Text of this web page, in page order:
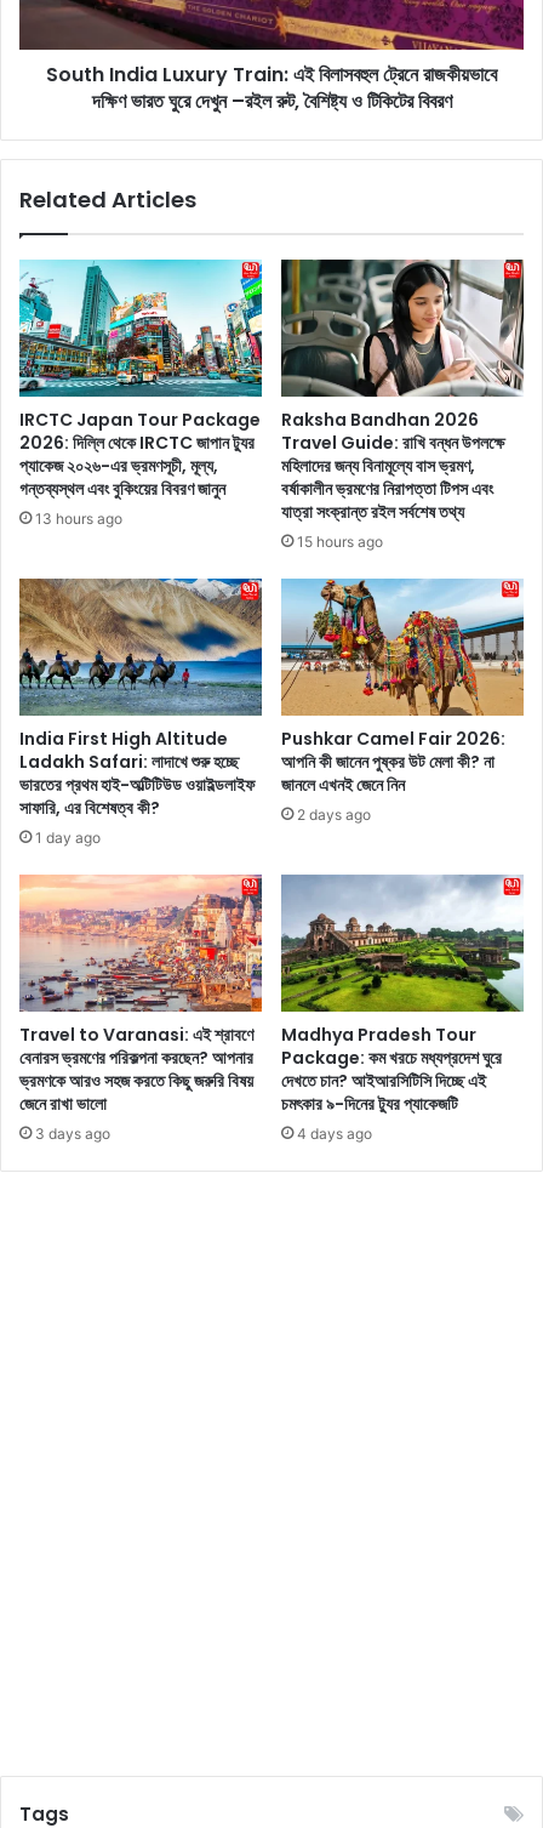
ও
কে
ধূ
ন
ছা
ড়
তে
পা
রে
না
,
এ
আ
ক্তি
কী
ভা
বে
ম
স্তি
ষ্ক
কে
প্র
ভা
বি
ক
রে
?
i
r
r
a
i
n
:
ই
বি
লা
স
ল
ট্রে
নে
রা
জ
কী
য়
ভা
বে
দ
ক্ষি
ভা
র
ত
ঘু
রে
দে
খু
ন
–
ই
ল
South India Luxury Train: এই বিলাসবহুল ট্রেনে রাজকীয়ভাবে
দক্ষিণ ভারত ঘুরে দেখুন –রইল রুট, বৈশিষ্ট্য ও টিকিটের বিবরণ
Related Articles
IRCTC Japan Tour Package
2026: দিল্লি থেকে IRCTC জাপান ট্যুর
প্যাকেজ ২০২৬-এর ভ্রমণসূচী, মূল্য,
গন্তব্যস্থল এবং বুকিংয়ের বিবরণ জানুন
13 hours ago
Raksha Bandhan 2026
Travel Guide: রাখি বন্ধন উপলক্ষে
মহিলাদের জন্য বিনামূল্যে বাস ভ্রমণ,
বর্ষাকালীন ভ্রমণের নিরাপত্তা টিপস এবং
যাত্রা সংক্রান্ত রইল সর্বশেষ তথ্য
15 hours ago
India First High Altitude
Ladakh Safari: লাদাখে শুরু হচ্ছে
ভারতের প্রথম হাই-অল্টিটিউড ওয়াইল্ডলাইফ
সাফারি, এর বিশেষত্ব কী?
1 day ago
Pushkar Camel Fair 2026:
আপনি কী জানেন পুষ্কর উট মেলা কী? না
জানলে এখনই জেনে নিন
2 days ago
Travel to Varanasi: এই শ্রাবণে
বেনারস ভ্রমণের পরিকল্পনা করছেন? আপনার
ভ্রমণকে আরও সহজ করতে কিছু জরুরি বিষয়
জেনে রাখা ভালো
3 days ago
Madhya Pradesh Tour
Package: কম খরচে মধ্যপ্রদেশ ঘুরে
দেখতে চান? আইআরসিটিসি দিচ্ছে এই
চমৎকার ৯-দিনের ট্যুর প্যাকেজটি
4 days ago
Tags